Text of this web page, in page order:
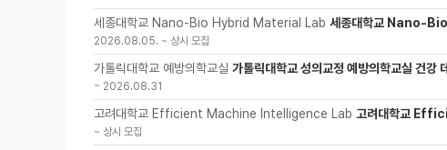
세종대학교 Nano-Bio Hybrid Material Lab 세종대학교 Nano-
2026.08.05. ~ 상시 모집
가톨릭대학교 예방의학교실 가톨릭대학교 성의교정 예방의학교실 건강
~ 2026.08.31
고려대학교 Efficient Machine Intelligence Lab 고려대학교
~ 상시 모집